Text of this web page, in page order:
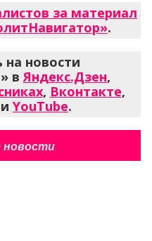
за материал
.
новости
вЯндекс.Дзен,
, Вконтакте,
и YouTube.
новости